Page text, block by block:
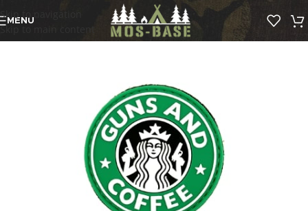
Skip to navigation
Skip to main content
MENU